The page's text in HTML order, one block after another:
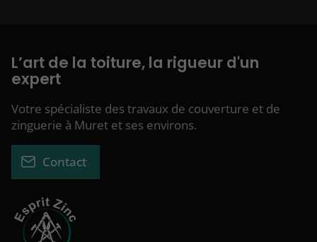
L’art de la toiture, la rigueur d'un
expert
Votre spécialiste des travaux de couverture et de
zinguerie à Muret et ses environs.
Contact